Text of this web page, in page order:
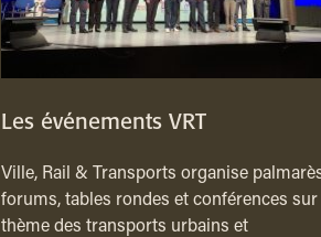
Les événements VRT
Ville, Rail & Transports organise
forums, tables rondes et conférences sur
thème des transports urbains et